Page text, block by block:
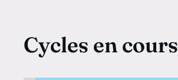
Cycles en cours